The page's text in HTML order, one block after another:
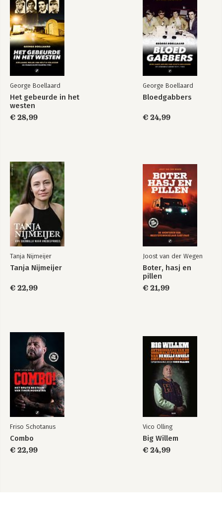
De zaak Ridouan T.
De ongelijke strijd
Bekijk alle boeken
14. Aanpak van de georganiseerde, ondermijnende misdaad
Slotbeschouwing
Epiloog
Bijlage 1
Bijlage 2
George Boellaard
Het gebeurde in het
westen
€ 28,99
George Boellaard
Bloedgabbers
€ 24,99
Tanja Nijmeijer
Tanja Nijmeijer
€ 22,99
Joost van der Wegen
Boter, hasj en
pillen
€ 21,99
Friso Schotanus
Combo
€ 22,99
Vico Olling
Big Willem
€ 24,99